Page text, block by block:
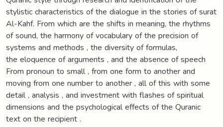
stylistic characteristics of the dialogue in the stories of surat
Al-Kahf. From which are the shifts in meaning, the rhythms
of sound, the harmony of vocabulary of the precision of
systems and methods , the diversity of formulas,
the eloquence of arguments , and the absence of speech
From pronoun to small , from one form to another and
moving from one number to another , all of this with some
detail , analysis , and investment with flashes of spiritual
dimensions and the psychological effects of the Quranic
text on the recipient .